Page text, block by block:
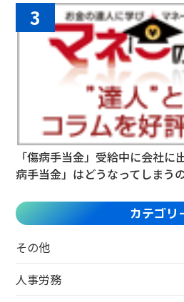
3
「傷病手当金」受給中に会社
病手当金」はどうなってしまう
カテゴリ
その他
人事労務